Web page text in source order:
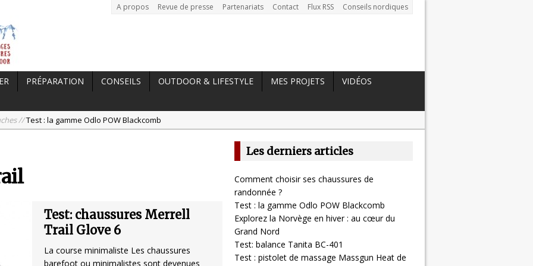
A propos Revue de presse Partenariats Contact Flux RSS Conseils nordiques
PRÉPARATION CONSEILS OUTDOOR & LIFESTYLE MES PROJETS
VIDÉOS
//Test : la gamme Odlo POW Blackcomb
: pistolet de massage Massgun Heat de Massforce
Test: chaussures Merrell
Trail Glove 6
La course minimaliste Les chaussures
barefoot ou minimalistes sont devenues
Les derniers articles
Comment choisir ses chaussures de
randonnée ?
Test : la gamme Odlo POW Blackcomb
Explorez la Norvège en hiver : au cœur du
Grand Nord
Test: balance Tanita BC-401
Test : pistolet de massage Massgun Heat de